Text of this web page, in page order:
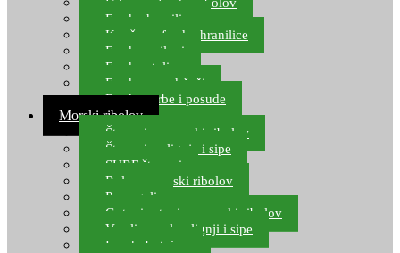
Feeder hranilice
Kopče za feeder hranilice
Feeder najloni
Feeder stolice
Feeder arm držači
Feeder torbe i posude
Morski ribolov
Štapovi za morski ribolov
Štapovi za lignje i sipe
SURF štapovi
Role za morski ribolov
Parangali
Gotovi setovi za morski ribolov
Varalice za lov lignji i sipe
Lov hobotnice